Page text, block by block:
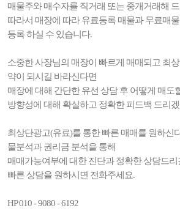
매물주와 매수자를 직거래 또는 중개거래해
따라서 매장에 따라 유료등록 매물과 무료매
등록 하실 수 있습니다.
소중한 사장님의 매장이 빠르게 매매되고 최
약이 되시길 바라신다면
매장에 대해 간단한 유선 상담 후 어떻게 매도
방향성에 대해 확실하고 정확한 피드백 드리
최상단광고(유료)를 통한 빠른 매매를 원하신
물분석과 권리금 분석을 통해
매매가능여부에 대한 진단과 정확한 상담드
빠른 상담을 원하시면 전화주세요.
HP 010 - 9080 - 6192